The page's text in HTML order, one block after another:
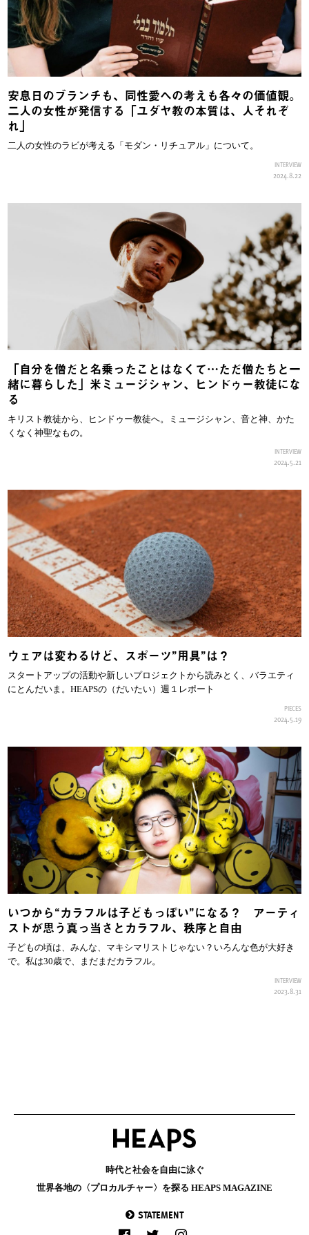
安息日のブランチも、同性愛への考えも各々の価値観。
二人の女性が発信する「ユダヤ教の本質は、人それぞ
れ」
二人の女性のラビが考える「モダン・リチュアル」について。
INTERVIEW
2024.8.22
「自分を僧だと名乗ったことはなくて…ただ僧たちと一
緒に暮らした」米ミュージシャン、ヒンドゥー教徒にな
る
キリスト教徒から、ヒンドゥー教徒へ。ミュージシャン、音と神、かた
くなく神聖なもの。
INTERVIEW
2024.5.21
ウェアは変わるけど、スポーツ”用具”は？
スタートアップの活動や新しいプロジェクトから読みとく、バラエティ
にとんだいま。HEAPSの（だいたい）週１レポート
PIECES
2024.5.19
いつから“カラフルは子どもっぽい”になる？ アーティ
ストが思う真っ当さとカラフル、秩序と自由
子どもの頃は、みんな、マキシマリストじゃない？いろんな色が大好き
で。私は30歳で、まだまだカラフル。
INTERVIEW
2023.8.31
時代と社会を自由に泳ぐ
世界各地の〈プロカルチャー〉を探る HEAPS MAGAZINE
STATEMENT